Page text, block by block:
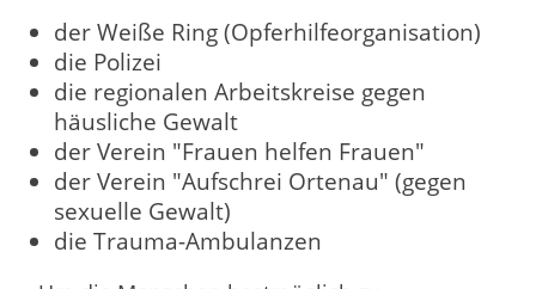
der Weiße Ring (Opferhilfeorganisation)
die Polizei
die regionalen Arbeitskreise gegen
häusliche Gewalt
der Verein "Frauen helfen Frauen"
der Verein "Aufschrei Ortenau" (gegen
sexuelle Gewalt)
die Trauma-Ambulanzen